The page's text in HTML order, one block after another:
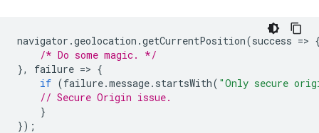
navigator .geolocation .getCurrentPosition(success =>
/* Do some magic. */
},
failure => {
if (failure.message. startsWith( "Only secure
// Secure Origin issue.
}
});